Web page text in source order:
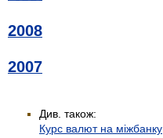
2008
2007
Див. також:
Курс валют на міжбанку